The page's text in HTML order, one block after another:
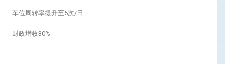
车位周转率提升至5次/日
财政增收30%